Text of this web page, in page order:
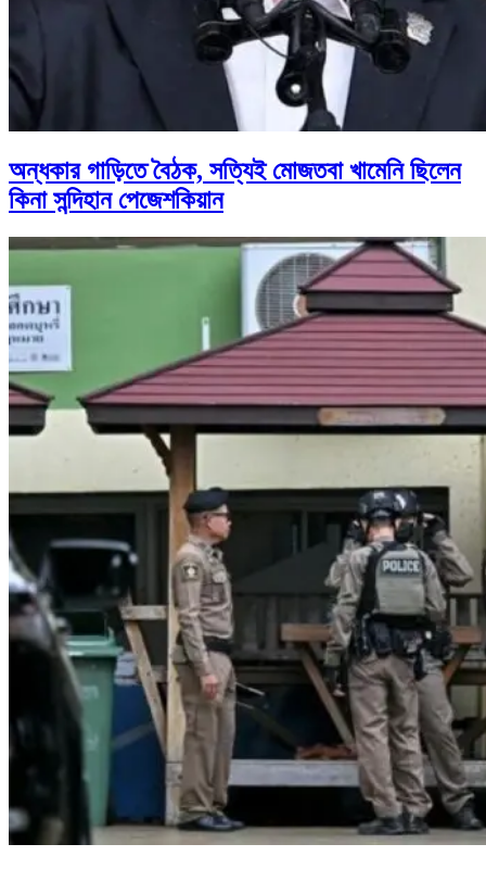
অন্ধকার গাড়িতে বৈঠক, সত্যিই মোজতবা খামেনি ছিলেন
কিনা সন্দিহান পেজেশকিয়ান